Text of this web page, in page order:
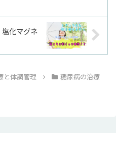
塩化マグネ
と体調管理
糖尿病の治療